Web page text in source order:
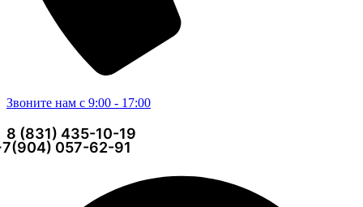
Звоните нам с 9:00 - 17:00
8 (831) 435-10-19
057-62-91